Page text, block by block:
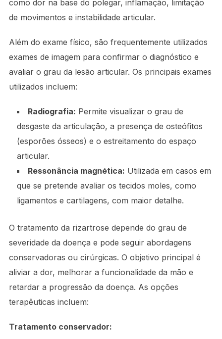
como dor na base do polegar, inflamação, limitação
de movimentos e instabilidade articular.
Além do exame físico, são frequentemente utilizados
exames de imagem para confirmar o diagnóstico e
avaliar o grau da lesão articular. Os principais exames
utilizados incluem:
Radiografia: Permite visualizar o grau de
desgaste da articulação, a presença de osteófitos
(esporões ósseos) e o estreitamento do espaço
articular.
Ressonância magnética: Utilizada em casos em
que se pretende avaliar os tecidos moles, como
ligamentos e cartilagens, com maior detalhe.
O tratamento da rizartrose depende do grau de
severidade da doença e pode seguir abordagens
conservadoras ou cirúrgicas. O objetivo principal é
aliviar a dor, melhorar a funcionalidade da mão e
retardar a progressão da doença. As opções
terapêuticas incluem:
Tratamento conservador: